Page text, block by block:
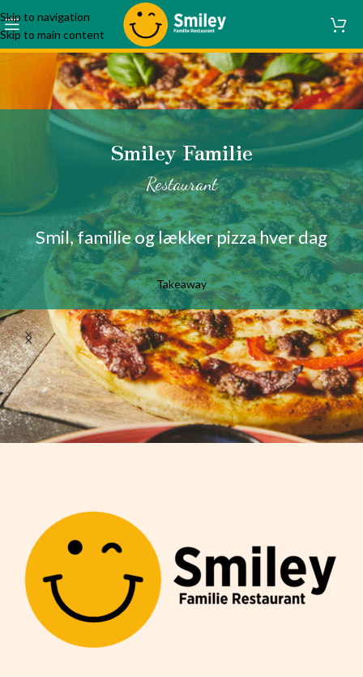
Skip to navigation
Skip to main content
Smiley Familie
Restaurant
Smil, familie og lækker pizza hver dag
Takeaway